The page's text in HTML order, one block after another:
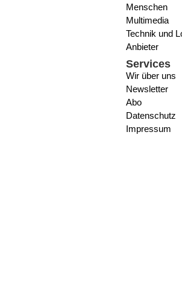
Menschen
Multimedia
Technik und
Anbieter
Services
Wir über uns
Newsletter
Abo
Datenschutz
Impressum